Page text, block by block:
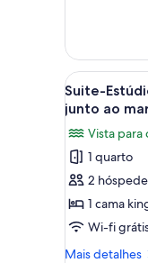
size,
piscina
privativa,
junto
ao
mar
quarto:
Suite-
Estúdio
Premium,
1
cama
king-
size,
piscina
privativa,
ao
mar
Ver
todas
as
imagens
de
Suite-
Estúdio
Comfort,
1
5
Suite-
junto ao
Vista para
1 quarto
2
1 cama
Wi-fi
Mais detalhes
Mais